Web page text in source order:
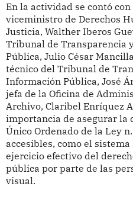
En la actividad se contó
viceministro de Derechos
Justicia, Walther Iberos
Tribunal de Transparencia
Pública, Julio César
técnico del Tribunal de
Información Pública, José
jefa de la Oficina de
Archivo, Claribel Enríquez
importancia de asegurar la
Único Ordenado de la Ley
accesibles, como el
ejercicio efectivo del
pública por parte de las
visual.